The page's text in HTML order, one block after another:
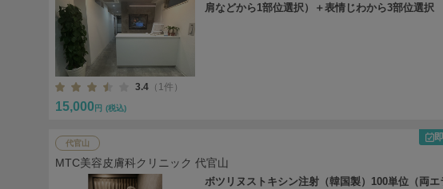
肩などから1部位選択）＋表情じわから3部位選択
3.4 （1件）
15,000 円 (税込)
代官山
MTC美容皮膚科クリニック 代官山
ボツリヌストキシン注射（韓国製）100単位（両エ